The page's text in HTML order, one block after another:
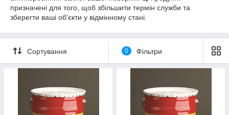
призначені для того, щоб збільшити термін служби та
зберегти ваші об'єкти у відмінному стані.
Сортування 0 Фільтри